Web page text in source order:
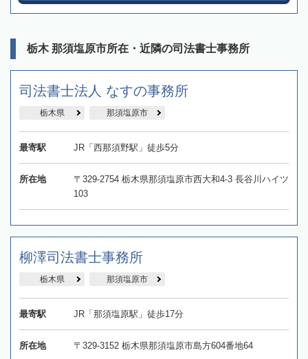
栃木 那須塩原市所在・近隣の司法書士事務所
司法書士法人 なすの事務所
栃木県 那須塩原市
最寄駅 JR「西那須野駅」徒歩5分
所在地
〒329-2754 栃木県那須塩原市西大和4-3 長谷川ハイツ
103
柳澤司法書士事務所
栃木県 那須塩原市
最寄駅 JR「那須塩原駅」徒歩17分
所在地 〒329-3152 栃木県那須塩原市島方604番地64